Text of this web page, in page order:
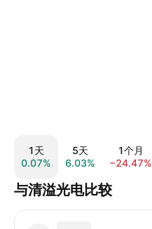
1天
0.07%
5天
6.03%
1个月
−24.47%
与清溢光电比较